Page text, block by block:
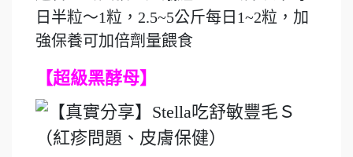
日半粒～1粒，2.5~5公斤每日1~2粒，加
強保養可加倍劑量餵食
【超級黑酵母】